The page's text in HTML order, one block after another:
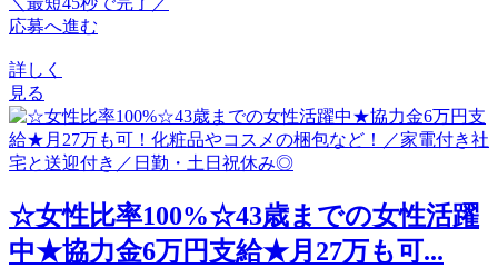
応募へ進む
詳しく
見る
☆女性比率100%☆43歳までの女性活躍
中★協力金6万円支給★月27万も可...